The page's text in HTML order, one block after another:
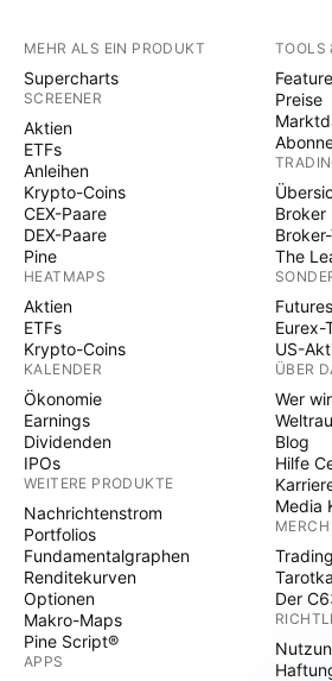
MEHR ALS EIN PRODUKT
Supercharts
SCREENER
Aktien
ETFs
Anleihen
Krypto-Coins
CEX-Paare
DEX-Paare
Pine
HEATMAPS
Aktien
ETFs
Krypto-Coins
KALENDER
Ökonomie
Earnings
Dividenden
IPOs
WEITERE PRODUKTE
Nachrichtenstrom
Portfolios
Fundamentalgraphen
Renditekurven
Optionen
Makro-Maps
Pine Script®
APPS
TOOLS
Preise
Broker
The
Eurex-
US-
ÜBER
Wer
Blog
Hilfe
Media
MERCH
Der